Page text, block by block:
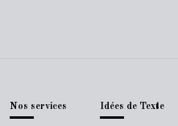
Nos services Idées de Texte